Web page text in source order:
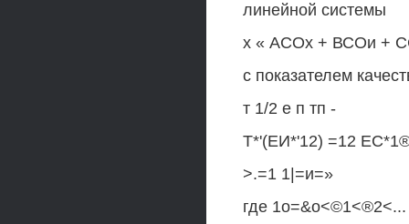
линейной системы
х « АСОх + ВСОи +
с показателем
т 1/2 е п тп -
Т*'(ЕИ*'12) =12
>.=1 1|=и=»
где